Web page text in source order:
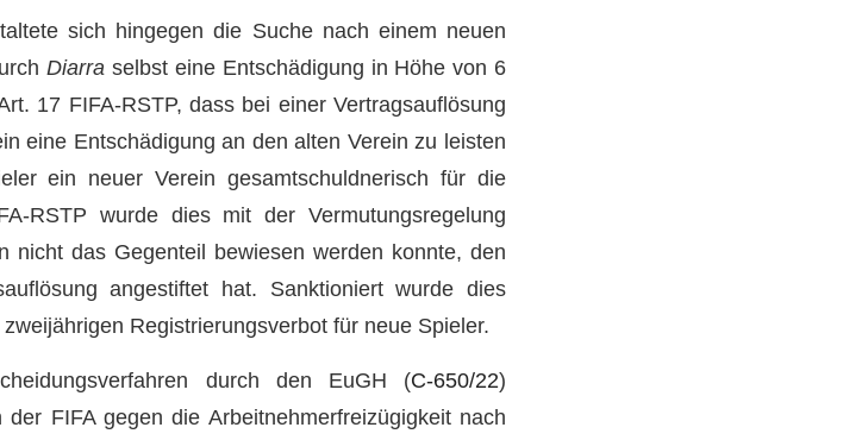
sich hingegen die Suche nach einem neuen
Diarra selbst eine Entschädigung in Höhe von 6
17 FIFA-RSTP, dass bei einer Vertragsauflösung
eine Entschädigung an den alten Verein zu leisten
ein neuer Verein gesamtschuldnerisch für die
RSTP wurde dies mit der Vermutungsregelung
nicht das Gegenteil bewiesen werden konnte, den
angestiftet hat. Sanktioniert wurde dies
Registrierungsverbot für neue Spieler.
durch den EuGH (C-650/22)
FIFA gegen die Arbeitnehmerfreizügigkeit nach